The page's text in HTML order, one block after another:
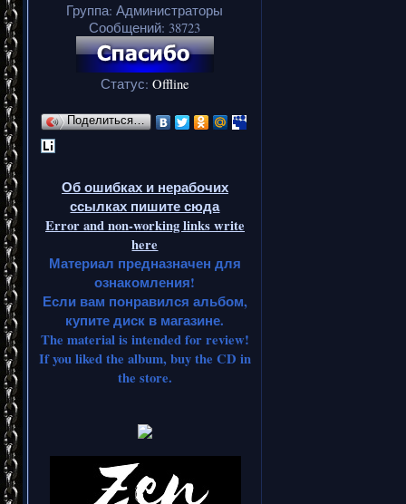
Группа: Администраторы
Сообщений: 38723
Статус: Offline
Поделиться…
Об ошибках и нерабочих
ссылках пишите сюда
Error and non-working links write
here
Материал предназначен для
ознакомления!
Если вам понравился альбом,
купите диск в магазине.
The material is intended for review!
If you liked the album, buy the CD in
the store.